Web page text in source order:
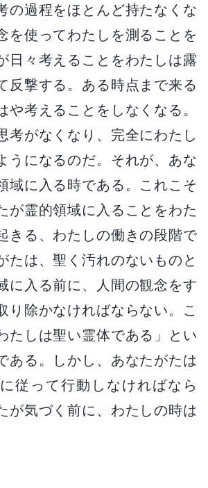
の過程をほとんど持たなくな
を使ってわたしを測ることを
日々考えることをわたしは露
反撃する。ある時点まで来る
や考えることをしなくなる。
考がなくなり、完全にわたし
うになるのだ。それが、あな
域に入る時である。これこそ
が霊的領域に入ることをわた
きる、わたしの働きの段階で
たは、聖く汚れのないものと
に入る前に、人間の観念をす
り除かなければならない。こ
たしは聖い霊体である」とい
ある。しかし、あなたがたは
従って行動しなければなら
が気づく前に、わたしの時は